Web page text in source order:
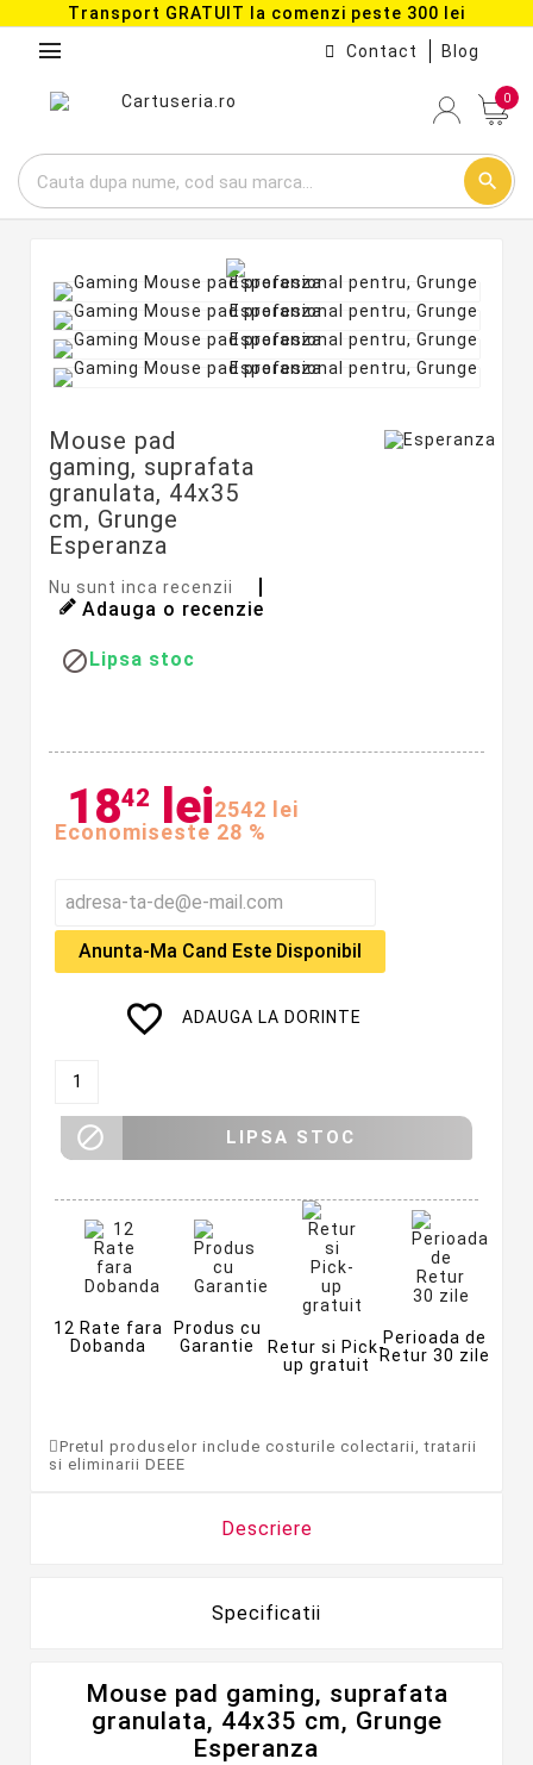
Transport GRATUIT la comenzi peste 300 lei
menu Contact Blog
0
search
Mouse pad
gaming, suprafata
granulata, 44x35
cm, Grunge
Esperanza
Nu sunt inca recenzii
Adauga o recenzie
Lipsa stoc
1842 lei2542 lei
Economiseste 28 %
Anunta-Ma Cand Este Disponibil
favorite_border ADAUGA LA DORINTE
 LIPSA STOC
12 Rate fara
Dobanda
Produs cu
Garantie
Retur si Pick-
up gratuit
Perioada de
Retur 30 zile
Pretul produselor include costurile colectarii, tratarii
si eliminarii DEEE
Descriere
Specificatii
Mouse pad gaming, suprafata
granulata, 44x35 cm, Grunge
Esperanza